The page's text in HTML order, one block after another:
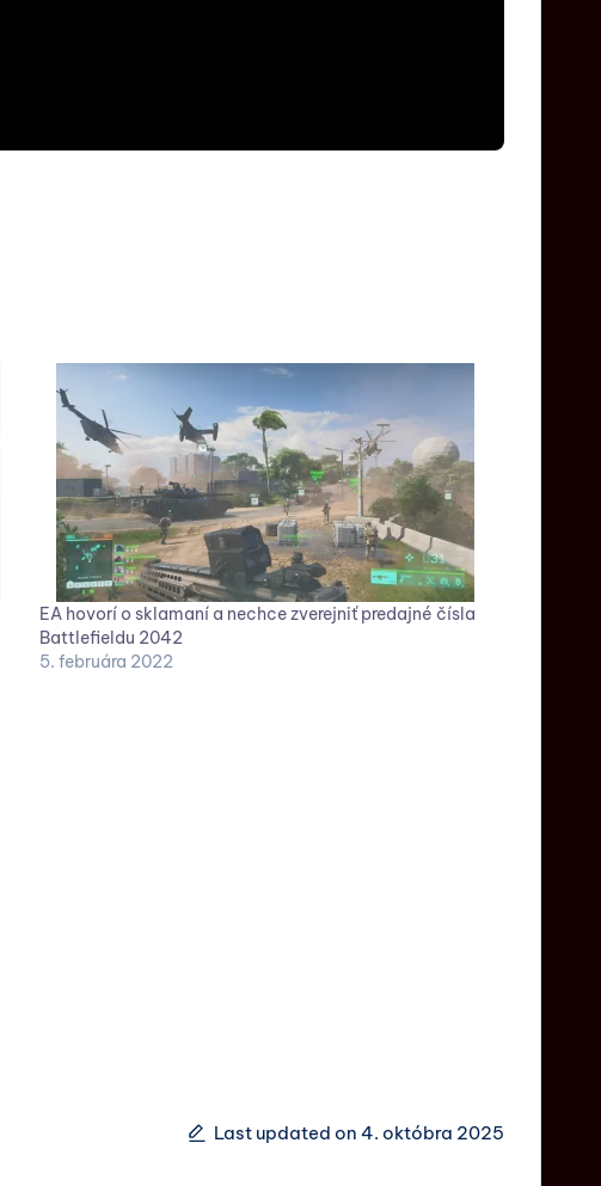
EA hovorí o sklamaní a nechce zverejniť predajné čísla
Battlefieldu 2042
5. februára 2022
Last updated on 4. októbra 2025